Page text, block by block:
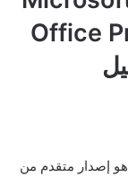
Office
Microsoft Office Professional Plus 2021 هو إصدار متقدم من